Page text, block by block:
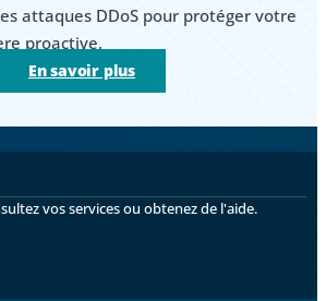
attaques DDoS pour protéger votre
proactive.
En savoir plus
vos services ou obtenez de l'aide.